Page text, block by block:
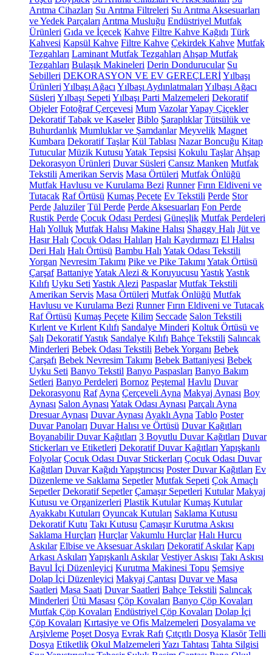
Arıtma Cihazları Su Arıtma Filtreleri Su Arıtma Aksesuarları
ve Yedek Parçaları Arıtma Musluğu Endüstriyel Mutfak
Ürünleri Gıda ve İçecek Kahve Filtre Kahve Kağıdı Türk
Kahvesi Kapsül Kahve Filtre Kahve Çekirdek Kahve Mutfak
Tezgahları Laminant Mutfak Tezgahları Ahşap Mutfak
Tezgahları Bulaşık Makineleri Derin Dondurucular Su
Sebilleri DEKORASYON VE EV GEREÇLERİYılbaşı
Ürünleri Yılbaşı Ağacı Yılbaşı Aydınlatmaları Yılbaşı Ağacı
Süsleri Yılbaşı Sepeti Yılbaşı Parti Malzemeleri Dekoratif
Objeler Fotoğraf Çerçevesi Mum VazolarYapay Çiçekler
Dekoratif Tabak ve Kaseler Biblo Şaraplıklar Tütsülük ve
Buhurdanlık Mumluklar ve Şamdanlar Meyvelik Magnet
Kumbara Dekoratif Taşlar Kül Tablası Nazar Boncuğu Kitap
Tutucular Müzik Kutusu Yatak Tepsisi Kokulu Taşlar Ahşap
Dekorasyon Ürünleri Duvar Süsleri Cansız Manken Mutfak
Tekstili Amerikan Servis Masa Örtüleri Mutfak Önlüğü
Mutfak Havlusu ve Kurulama Bezi Runner Fırın Eldiveni ve
Tutacak Raf Örtüsü Kumaş Peçete Ev Tekstili Perde Stor
Perde Jaluziler Tül Perde Perde Aksesuarları Fon Perde
Rustik Perde Çocuk Odası Perdesi Güneşlik Mutfak Perdeleri
Halı Yolluk Mutfak Halısı Makine Halısı Shaggy Halı Jüt ve
Hasır Halı Çocuk Odası Halıları Halı Kaydırmazı El Halısı
Deri Halı Halı Örtüsü Bambu Halı Yatak Odası Tekstili
Yorgan Nevresim Takımı Pike ve Pike Takımı Yatak Örtüsü
Çarşaf BattaniyeYatak Alezi & Koruyucusu YastıkYastık
Kılıfı Uyku Seti Yastık Alezi Paspaslar Mutfak Tekstili
Amerikan Servis Masa Örtüleri Mutfak Önlüğü Mutfak
Havlusu ve Kurulama Bezi Runner Fırın Eldiveni ve Tutacak
Raf Örtüsü Kumaş Peçete Kilim Seccade Salon Tekstili
Kırlent ve Kırlent Kılıfı Sandalye Minderi Koltuk Örtüsü ve
Şalı Dekoratif Yastık Sandalye Kılıfı Bahçe Tekstili Salıncak
Minderleri Bebek Odası Tekstili Bebek Yorganı Bebek
Çarşafı Bebek Nevresim Takımı Bebek Battaniyesi Bebek
Uyku Seti Banyo Tekstil Banyo Paspasları Banyo Bakım
Setleri Banyo Perdeleri Bornoz Peştemal Havlu Duvar
Dekorasyonu Raf Ayna Çerçeveli Ayna Makyaj Aynası Boy
Aynası Salon Aynası Yatak Odası Aynası Parçalı Ayna
Dresuar Aynası Duvar Aynası Ayaklı Ayna Tablo Poster
Duvar Panoları Duvar Halısı ve Örtüsü Duvar Kağıtları
Boyanabilir Duvar Kağıtları 3 Boyutlu Duvar Kağıtları Duvar
Stickerları ve Etiketleri Dekoratif Duvar Kağıtları Yapışkanlı
Folyolar Çocuk Odası Duvar Stickerları Çocuk Odası Duvar
Kağıtları Duvar Kağıdı Yapıştırıcısı Poster Duvar Kağıtları Ev
Düzenleme ve Saklama Sepetler Mutfak Sepeti Çok Amaçlı
Sepetler Dekoratif Sepetler Çamaşır Sepetleri Kutular Makyaj
Kutusu ve Organizerleri Plastik Kutular Kumaş Kutular
Ayakkabı Kutuları Oyuncak Kutuları Saklama Kutusu
Dekoratif Kutu Takı Kutusu Çamaşır Kurutma Askısı
Saklama Hurçları Hurçlar Vakumlu Hurçlar Halı Hurcu
Askılar Elbise ve Aksesuar Askıları Dekoratif Askılar Kapı
Arkası Askıları Yapışkanlı Askılar Vestiyer Askısı Takı Askısı
Bavul İçi Düzenleyici Kurutma Makinesi Topu Şemsiye
Dolap İçi Düzenleyici Makyaj Çantası Duvar ve Masa
Saatleri Masa Saati Duvar Saatleri Bahçe Tekstili Salıncak
Minderleri Ütü Masası Çöp Kovaları Banyo Çöp Kovaları
Mutfak Çöp Kovaları Endüstriyel Çöp Kovaları Dolap İçi
Çöp Kovaları Kırtasiye ve Ofis Malzemeleri Dosyalama ve
Arşivleme Poşet Dosya Evrak Rafı Çıtçıtlı Dosya Klasör Telli
Dosya Etiketlik Okul Malzemeleri Yazı Tahtası Tahta Silgisi